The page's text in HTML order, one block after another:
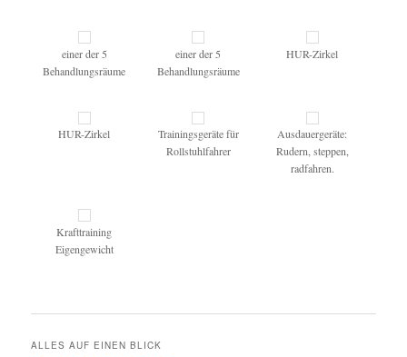
einer der 5
Behandlungsräume
einer der 5
Behandlungsräume
HUR-Zirkel
HUR-Zirkel
Trainingsgeräte für
Rollstuhlfahrer
Ausdauergeräte:
Rudern, steppen,
radfahren.
Krafttraining
Eigengewicht
ALLES AUF EINEN BLICK